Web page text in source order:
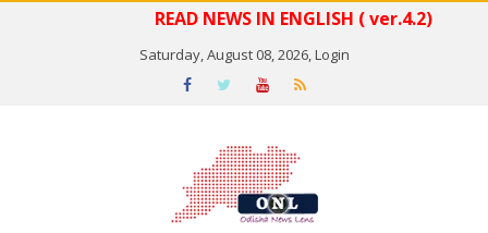
READ NEWS IN ENGLISH ( ver.4.2)
Saturday, August 08, 2026,Login